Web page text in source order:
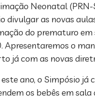
Neonatal
divulgar as novas
do prematuro
o
já com as novas
ano, o Simpósio
os bebês em